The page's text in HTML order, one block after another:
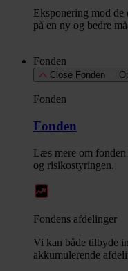
Eksponering mod de
på en ny og bedre
Fonden
Close Fonden
Fonden
Fonden
Læs mere om
og risikostyringen.
Fondens afdelinger
Vi kan både tilbyde
akkumulerende